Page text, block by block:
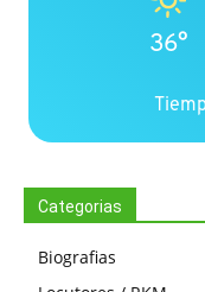
36°
Categorias
Biografias